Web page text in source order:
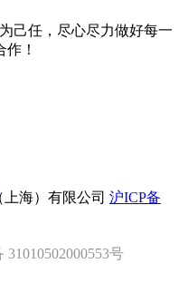
己任，尽心尽力做好每一
！
上海）有限公司 沪ICP备
31010502000553号